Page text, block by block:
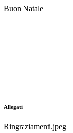
Buon Natale
Allegati
Ringraziamenti.jpeg